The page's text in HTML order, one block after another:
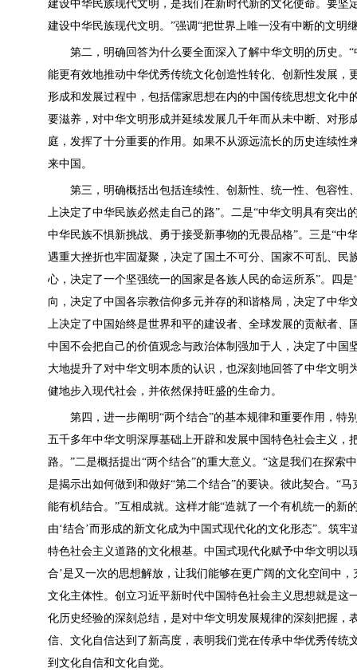
建设中华民族现代文明，是我们在新时代新的文化使命。要
建设中华民族现代文明。”强调“把世界上唯一没有中断的文明
第二，明确回答为什么要全面深入了解中华文明的历史。“
能更有效地推动中华优秀传统文化创造性转化、创新性发展
形成和发展过程中，包括儒家思想在内的中国传统思想文化
要滋养，对中华文明形成并延续发展几千年而从未中断、对
庭，发挥了十分重要的作用。如果不从源远流长的历史连续
来中国。
第三，明确概括出包括连续性、创新性、统一性、包容性
上决定了中华民族必然走自己的路”。二是“中华文明具有突
中华民族不惧新挑战、勇于接受新事物的无畏品格”。三是“
遇重大挫折也牢固凝聚，决定了国土不可分、国家不可乱、
心，决定了一个坚强统一的国家是各族人民的命运所系”。四
向，决定了中国各宗教信仰多元并存的和谐格局，决定了中
上决定了中国始终是世界和平的建设者、全球发展的贡献者
中国不会把自己的价值观念与政治体制强加于人，决定了中国
大地提升了对中华文明本质的认识，也深刻地回答了中华文
健地步入现代社会，并依然保持旺盛的生命力。
第四，进一步阐明“两个结合”的基本规律和重要作用，特别
五千多年中华文明深厚基础上开辟和发展中国特色社会主义
路。”二是概括提出“两个结合”的重大意义。“这是我们在探
是揭示出如何做到和做好“第二个结合”的要诀。彼此契合。“
能有机结合。”互相成就。这样才能“造就了一个有机统一的
由‘结合’而形成的新文化成为中国式现代化的文化形态”。筑
特色社会主义道路的文化根基。中国式现代化赋予中华文明以
合’是又一次的思想解放，让我们能够在更广阔的文化空间中
文化主体性。创立习近平新时代中国特色社会主义思想就是这
化历史经验的深刻总结，是对中华文明发展规律的深刻把握
信、文化自信达到了新高度，表明我们党在传承中华优秀传
到文化自信和文化自觉。